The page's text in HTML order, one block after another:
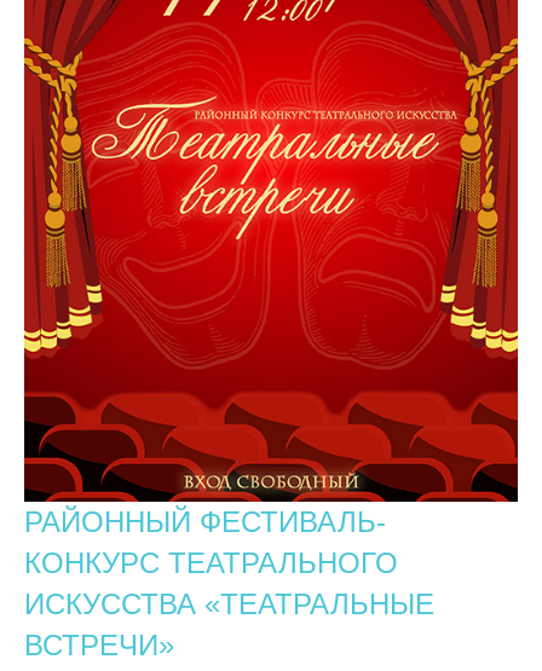
РАЙОННЫЙ ФЕСТИВАЛЬ-
КОНКУРС ТЕАТРАЛЬНОГО
ИСКУССТВА «ТЕАТРАЛЬНЫЕ
ВСТРЕЧИ»